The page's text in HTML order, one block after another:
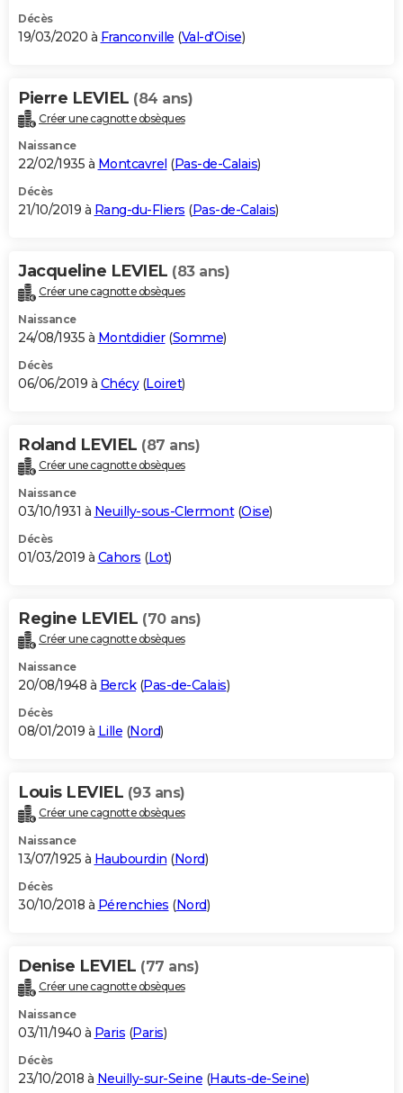
Décès
19/03/2020 à Franconville (Val-d'Oise)
Pierre LEVIEL (84 ans)
Créer une cagnotte obsèques
Naissance
22/02/1935 à Montcavrel (Pas-de-Calais)
Décès
21/10/2019 à Rang-du-Fliers (Pas-de-Calais)
Jacqueline LEVIEL (83 ans)
Créer une cagnotte obsèques
Naissance
24/08/1935 à Montdidier(Somme)
Décès
06/06/2019 à Chécy(Loiret)
Roland LEVIEL (87 ans)
Créer une cagnotte obsèques
Naissance
03/10/1931 à Neuilly-sous-Clermont(Oise)
Décès
01/03/2019 à Cahors (Lot)
Regine LEVIEL (70 ans)
Créer une cagnotte obsèques
Naissance
20/08/1948 à Berck(Pas-de-Calais)
Décès
08/01/2019 à Lille (Nord)
Louis LEVIEL (93 ans)
Créer une cagnotte obsèques
Naissance
13/07/1925 à Haubourdin (Nord)
Décès
30/10/2018 à Pérenchies (Nord)
Denise LEVIEL (77 ans)
Créer une cagnotte obsèques
Naissance
03/11/1940 à Paris (Paris)
Décès
23/10/2018 à Neuilly-sur-Seine (Hauts-de-Seine)